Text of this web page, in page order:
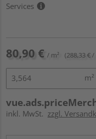
Services
80,90 € / m² (288,33 €
m²
inkl. MwSt. zzgl.